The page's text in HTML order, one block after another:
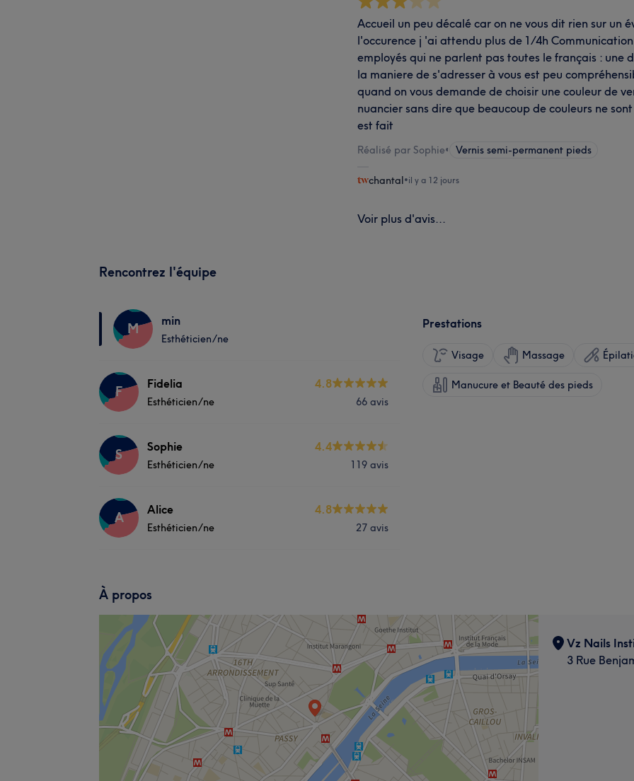
Accueil un peu décalé car on ne vous dit rien sur un
l'occurence j 'ai attendu plus de 1/4h
employés qui ne parlent pas toutes le français : une
la maniere de s'adresser à vous est peu
quand on vous demande de choisir une couleur de
nuancier sans dire que beaucoup de couleurs ne
est fait
Réalisé par Sophie• Vernis semi-permanent pieds
chantal•il y a 12 jours
Voir plus d'avis...
Rencontrez l'équipe
M min
Esthéticien/ne
F Fidelia
Esthéticien/ne
4.8
66 avis
S Sophie
Esthéticien/ne
4.4
119 avis
A Alice
Esthéticien/ne
4.8
27 avis
Prestations
Visage Massage
Manucure et Beauté des pieds
À propos
Vz Nails
3 Rue